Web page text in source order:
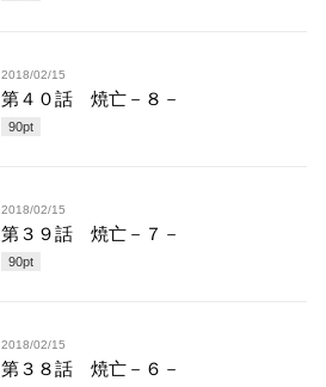
2018/02/15
第４０話 焼亡－８－
90pt
2018/02/15
第３９話 焼亡－７－
90pt
2018/02/15
第３８話 焼亡－６－